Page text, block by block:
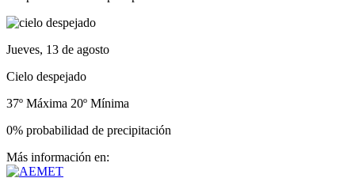
Jueves, 13 de agosto
Cielo despejado
37º Máxima 20º Mínima
0% probabilidad de precipitación
Más información en: